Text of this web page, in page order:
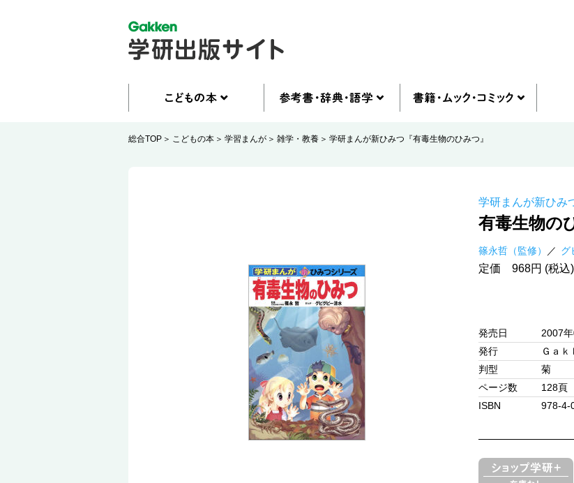
総合TOP こどもの本 学習まんが 雑学・教養 学研まんが新ひみつ『有毒生物のひみつ』
学研まんが新ひ
有毒生物の
篠永哲（監修） グ
定価 968円 (税込)
発売日
2007
発行
Ｇａｋ
判型
菊
ページ数
128頁
ISBN
978-4-